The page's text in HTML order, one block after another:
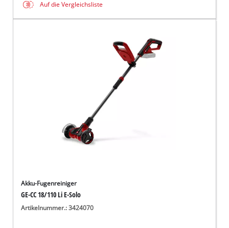
Auf die Vergleichsliste
Akku-Fugenreiniger
GE-CC 18/110 Li E-Solo
Artikelnummer.: 3424070